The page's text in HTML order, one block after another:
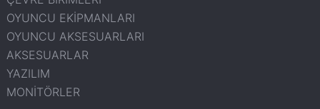
OYUNCU EKİPMANLARI
OYUNCU AKSESUARLARI
AKSESUARLAR
YAZILIM
MONİTÖRLER